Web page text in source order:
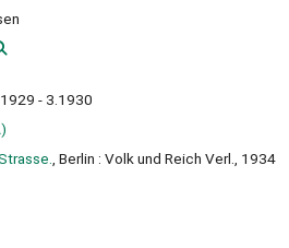
- 3.1930
, Berlin : Volk und Reich Verl., 1934